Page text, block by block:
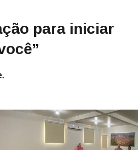
para iniciar